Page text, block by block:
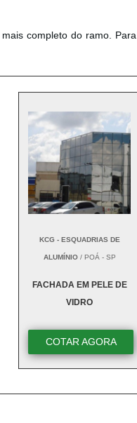
completo do ramo. Para
KCG - ESQUADRIAS DE
ALUMÍNIO/ POÁ - SP
FACHADA EM PELE DE
VIDRO
COTAR AGORA